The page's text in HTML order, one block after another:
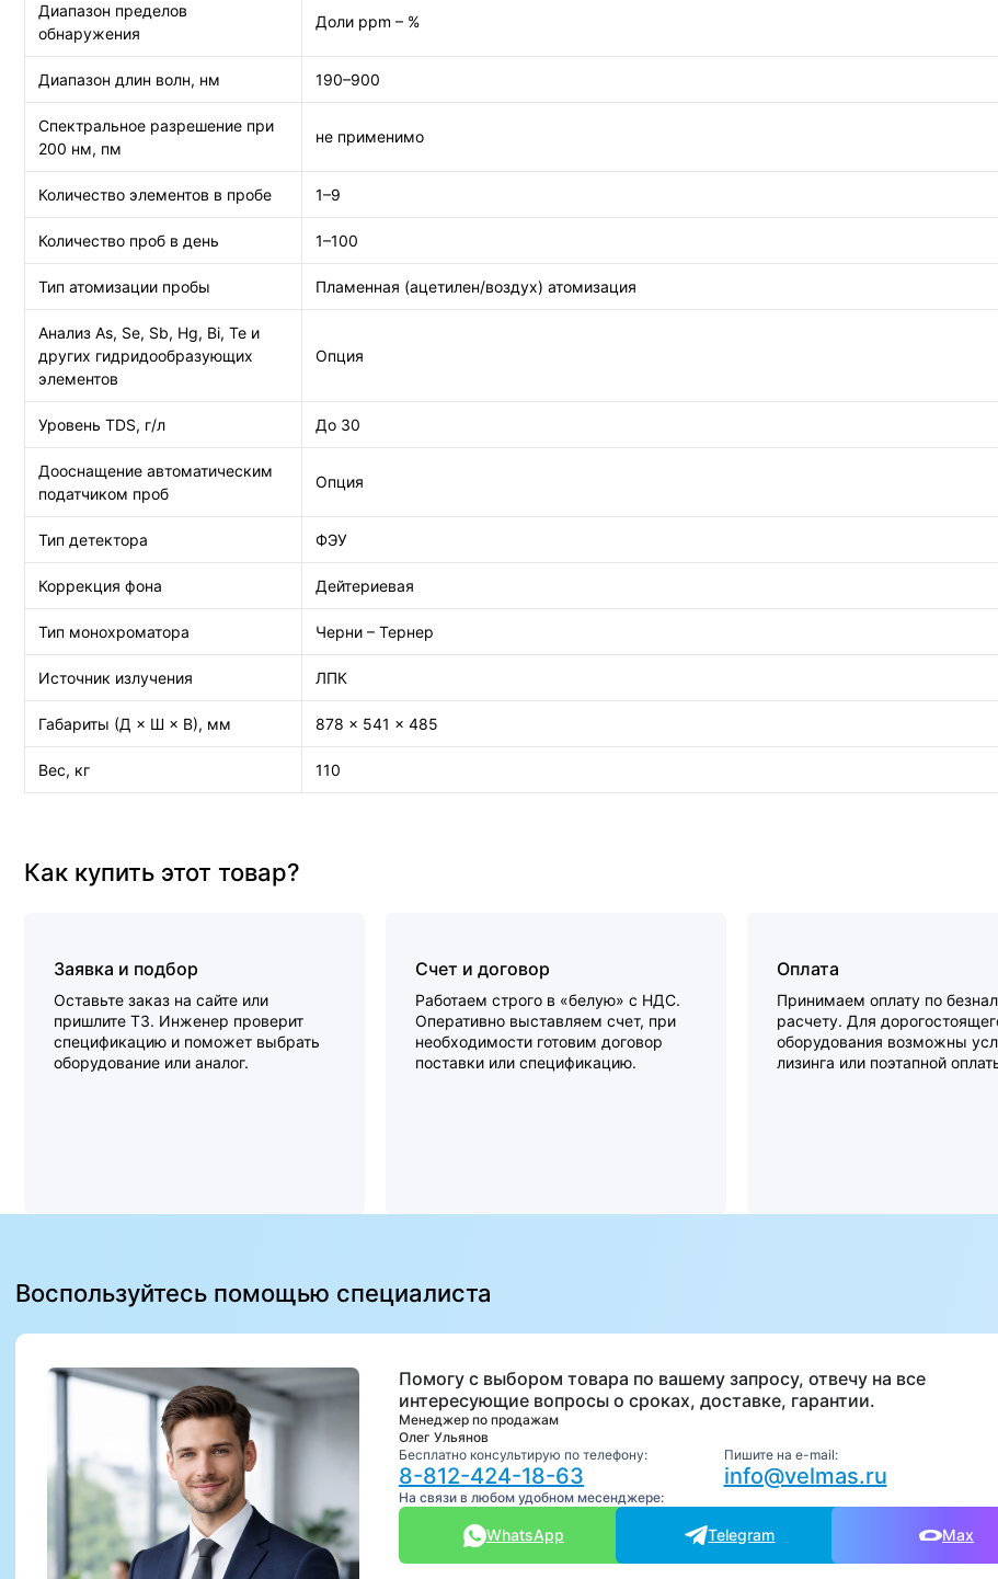
Диапазон пределов
обнаружения
Доли ppm – %
Диапазон длин волн, нм 190–900
Спектральное разрешение при
200 нм, пм
не применимо
Количество элементов в пробе 1–9
Количество проб в день 1–100
Тип атомизации пробы Пламенная (ацетилен/воздух) атомизация
Анализ As, Se, Sb, Hg, Bi, Te и
других гидридообразующих
элементов
Опция
Уровень TDS, г/л До 30
Дооснащение автоматическим
податчиком проб
Опция
Тип детектора ФЭУ
Коррекция фона Дейтериевая
Тип монохроматора Черни – Тернер
Источник излучения ЛПК
Габариты (Д × Ш × В), мм 878 × 541 × 485
Вес, кг 110
Как купить этот товар?
Заявка и подбор
Оставьте заказ на сайте или
пришлите ТЗ. Инженер проверит
спецификацию и поможет выбрать
оборудование или аналог.
Счет и договор
Работаем строго в «белую» с НДС.
Оперативно выставляем счет, при
необходимости готовим договор
поставки или спецификацию.
Оплата
Принимаем оплату по
расчету. Для
оборудования возможны
лизинга или поэтапной
Воспользуйтесь помощью специалиста
Помогу с выбором товара по вашему запросу, отвечу на все
интересующие вопросы о сроках, доставке, гарантии.
Менеджер по продажам
Олег Ульянов
Бесплатно консультирую по телефону:
8-812-424-18-63
Пишите на e-mail:
info@velmas.ru
На связи в любом удобном месенджере:
WhatsApp Telegram Max